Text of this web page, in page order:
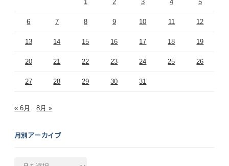
1 2 3 4 5
6 7 8 9 10 11 12
13 14 15 16 17 18 19
20 21 22 23 24 25 26
27 28 29 30 31
« 6月 8月 »
月別アーカイブ